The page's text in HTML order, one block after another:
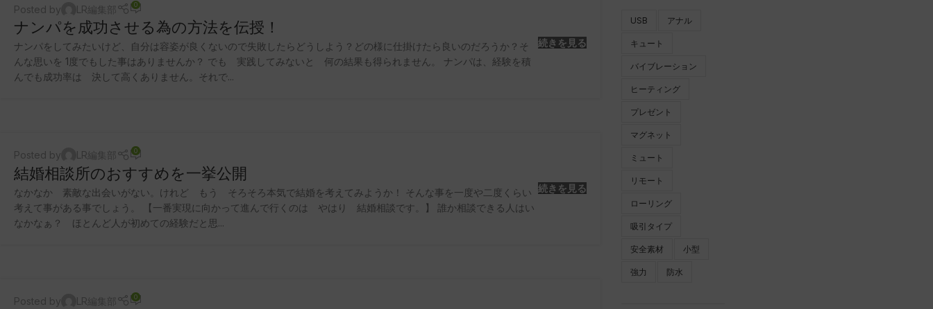
Posted by LR編集部 0
ナンパを成功させる為の方法を伝授！
ナンパをしてみたいけど、自分は容姿が良くないので失敗したらどうしよう？どの様に仕掛けたら良いのだろうか？そ
んな思いを 1度でもした事はありませんか？ でも 実践してみないと 何の結果も得られません。 ナンパは、経験を積
んでも成功率は 決して高くありません。それで...
続きを見る
Posted by LR編集部 0
結婚相談所のおすすめを一挙公開
なかなか 素敵な出会いがない。けれど もう そろそろ本気で結婚を考えてみようか！ そんな事を一度や二度くらい
考えて事がある事でしょう。 【一番実現に向かって進んで行くのは やはり 結婚相談です。】 誰か相談できる人はい
なかなぁ？ ほとんど人が初めての経験だと思...
続きを見る
Posted by LR編集部 0
USB アナル
キュート
バイブレーション
ヒーティング
プレゼント
マグネット
ミュート
リモート
ローリング
吸引タイプ
安全素材 小型
強力 防水